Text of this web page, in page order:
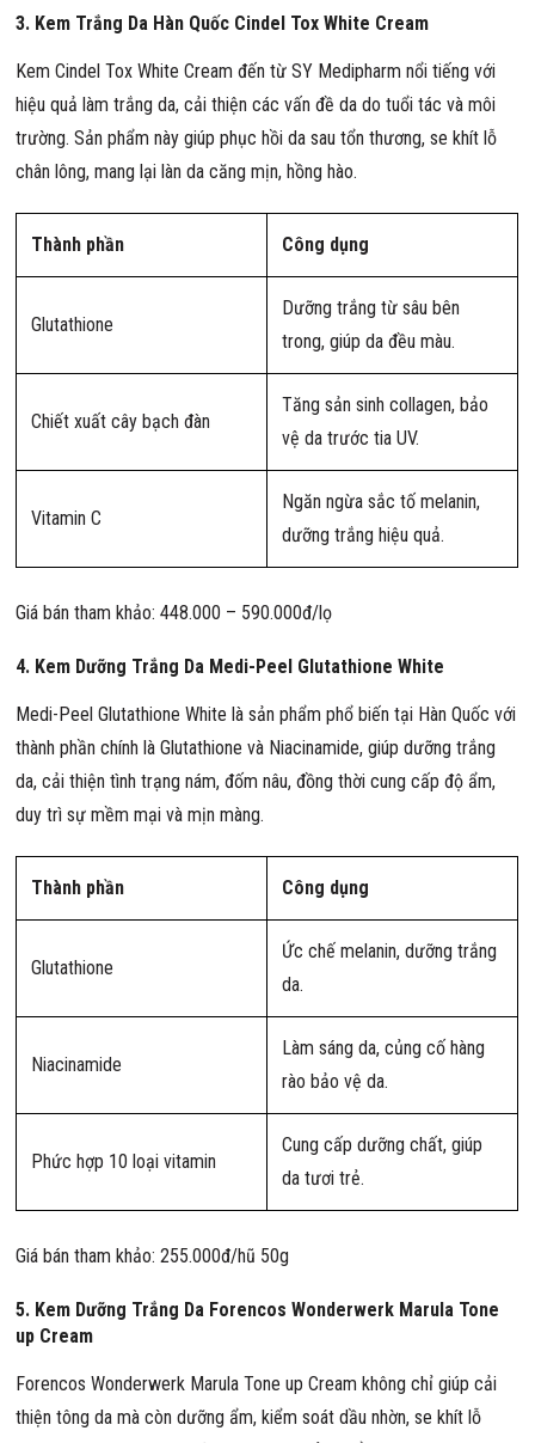
3. Kem Trắng Da Hàn Quốc Cindel Tox White Cream
Kem Cindel Tox White Cream đến từ SY Medipharm nổi tiếng với
hiệu quả làm trắng da, cải thiện các vấn đề da do tuổi tác và môi
trường. Sản phẩm này giúp phục hồi da sau tổn thương, se khít lỗ
chân lông, mang lại làn da căng mịn, hồng hào.
Thành phần Công dụng
Glutathione
Dưỡng trắng từ sâu bên
trong, giúp da đều màu.
Chiết xuất cây bạch đàn
Tăng sản sinh collagen, bảo
vệ da trước tia UV.
Vitamin C
Ngăn ngừa sắc tố melanin,
dưỡng trắng hiệu quả.
Giá bán tham khảo: 448.000 – 590.000đ/lọ
4. Kem Dưỡng Trắng Da Medi-Peel Glutathione White
Medi-Peel Glutathione White là sản phẩm phổ biến tại Hàn Quốc với
thành phần chính là Glutathione và Niacinamide, giúp dưỡng trắng
da, cải thiện tình trạng nám, đốm nâu, đồng thời cung cấp độ ẩm,
duy trì sự mềm mại và mịn màng.
Thành phần Công dụng
Glutathione
Ức chế melanin, dưỡng trắng
da.
Niacinamide
Làm sáng da, củng cố hàng
rào bảo vệ da.
Phức hợp 10 loại vitamin
Cung cấp dưỡng chất, giúp
da tươi trẻ.
Giá bán tham khảo: 255.000đ/hũ 50g
5. Kem Dưỡng Trắng Da Forencos Wonderwerk Marula Tone
up Cream
Forencos Wonderwerk Marula Tone up Cream không chỉ giúp cải
thiện tông da mà còn dưỡng ẩm, kiểm soát dầu nhờn, se khít lỗ